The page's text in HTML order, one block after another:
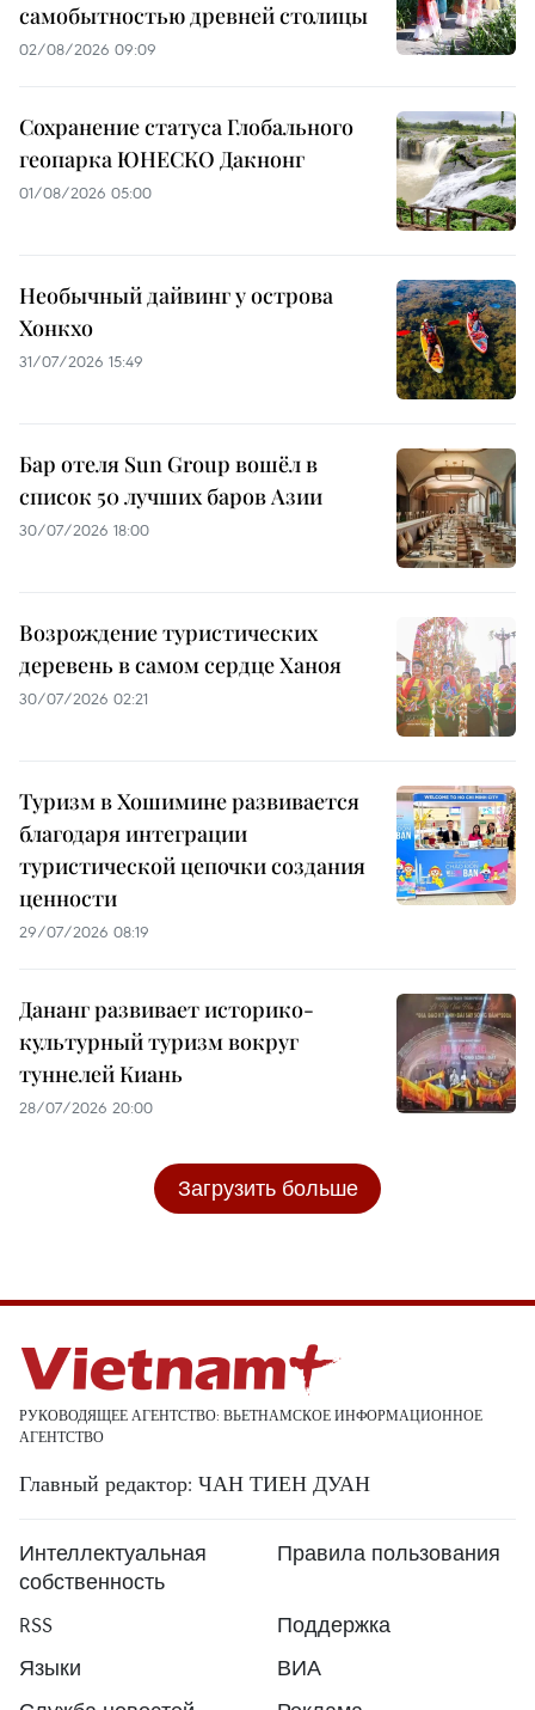
самобытностью древней столицы
02/08/2026 09:09
Сохранение статуса Глобального
геопарка ЮНЕСКО Дакнонг
01/08/2026 05:00
Необычный дайвинг у острова
Хонкхо
31/07/2026 15:49
Бар отеля Sun Group вошёл в
список 50 лучших баров Азии
30/07/2026 18:00
Возрождение туристических
деревень в самом сердце Ханоя
30/07/2026 02:21
Туризм в Хошимине развивается
благодаря интеграции
туристической цепочки создания
ценности
29/07/2026 08:19
Дананг развивает историко-
культурный туризм вокруг
туннелей Киань
28/07/2026 20:00
Загрузить больше
РУКОВОДЯЩЕЕ АГЕНТСТВО: ВЬЕТНАМСКОЕ ИНФОРМАЦИОННОЕ
АГЕНТСТВО
Главный редактор: ЧАН ТИЕН ДУАН
Интеллектуальная
собственность
Правила пользования
RSS
Поддержка
Языки
ВИА